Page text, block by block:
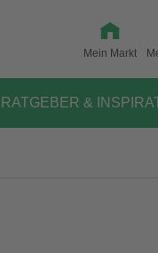
Mein Markt
RATGEBER &